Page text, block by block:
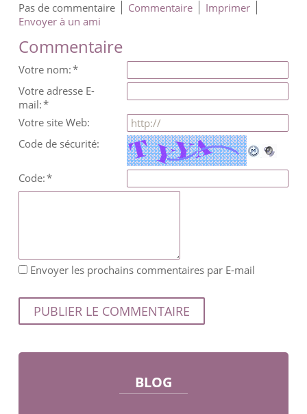
Pas de commentaire Commentaire
Imprimer
Envoyer à un ami
Commentaire
Votre nom:*
Votre adresse E-
mail:*
Votre site Web:
Code de sécurité:
Code:*
Envoyer les prochains commentaires par E-mail
BLOG